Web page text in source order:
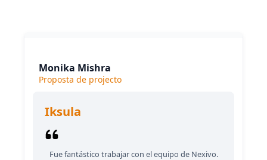
Monika Mishra
Proposta de projecto
Iksula
Fue fantástico trabajar con el equipo de Nexivo.